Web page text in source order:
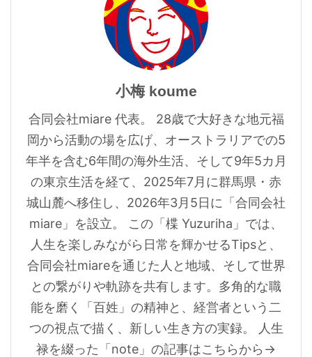
小梅 koume
合同会社miare 代表。 28歳で大好きな地元福
岡から活動の場を広げ、オーストラリアでの5
年半を含む6年間の海外生活、そして9年5カ月
の東京生活を経て、2025年7月に群馬県・赤
城山麓へ移住し、2026年3月5日に「合同会社
miare」を設立。 この「楪 Yuzuriha」では、
人生を楽しみながら日常を輝かせるTipsと、
合同会社miareを通じた人と地域、そして世界
との繋がりや軌跡を共有します。多角的な職
能を磨く「百姓」の精神と、経営者という二
つの視点で描く、新しい生き方の実録。 人生
禄を綴った「note」の記事はこちらから→